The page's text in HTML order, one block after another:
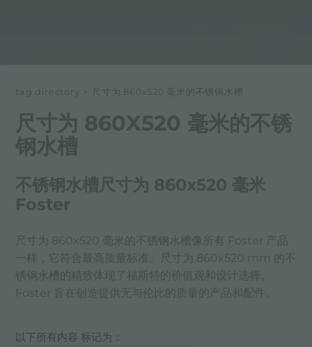
tag directory > 尺寸为 860x520 毫米的不锈钢水槽
尺寸为 860X520 毫米的不锈
钢水槽
不锈钢水槽尺寸为 860x520 毫米
Foster
尺寸为 860x520 毫米的不锈钢水槽像所有 Foster 产品
一样，它符合最高质量标准。尺寸为 860x520 mm 的不
锈钢水槽的精致体现了福斯特的价值观和设计选择。
Foster 旨在创造提供无与伦比的质量的产品和配件。
以下所有内容 标记为：